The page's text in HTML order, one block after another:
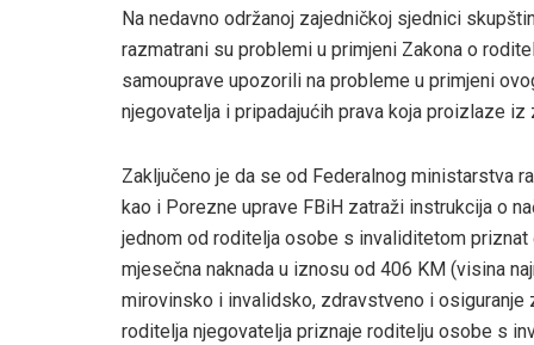
Na nedavno održanoj zajedničkoj sjednici
razmatrani su problemi u primjeni Zakona o
samouprave upozorili na probleme u primjeni
njegovatelja i pripadajućih prava koja proizlaze iz
Zaključeno je da se od Federalnog ministarstva
kao i Porezne uprave FBiH zatraži instrukcija o
jednom od roditelja osobe s invaliditetom
mjesečna naknada u iznosu od 406 KM (visina
mirovinsko i invalidsko, zdravstveno i
roditelja njegovatelja priznaje roditelju osobe s